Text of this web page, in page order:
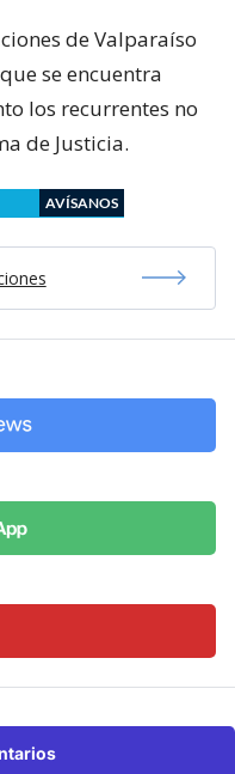
de Valparaíso
se encuentra
los recurrentes no
de Justicia.
AVÍSANOS